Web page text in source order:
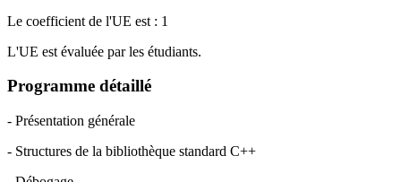
Le coefficient de l'UE est : 1
L'UE est évaluée par les étudiants.
Programme détaillé
- Présentation générale
- Structures de la bibliothèque standard C++